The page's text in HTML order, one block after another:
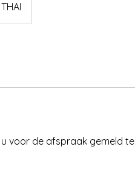
voor de afspraak gemeld